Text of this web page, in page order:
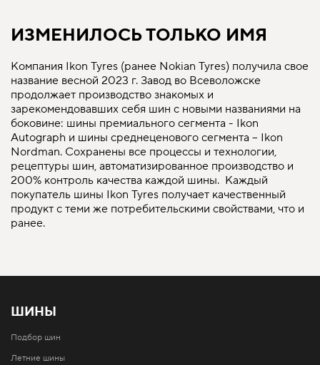
ИЗМЕНИЛОСЬ ТОЛЬКО ИМЯ
Компания Ikon Tyres (ранее Nokian Tyres) получила свое
название весной 2023 г. Завод во Всеволожске
продолжает производство знакомых и
зарекомендовавших себя шин с новыми названиями на
боковине: шины премиального сегмента - Ikon
Autograph и шины среднеценового сегмента – Ikon
Nordman. Сохранены все процессы и технологии,
рецептуры шин, автоматизированное производство и
200% контроль качества каждой шины. Каждый
покупатель шины Ikon Tyres получает качественный
продукт с теми же потребительскими свойствами, что и
ранее.
ШИНЫ
Подбор шин
Летние шины